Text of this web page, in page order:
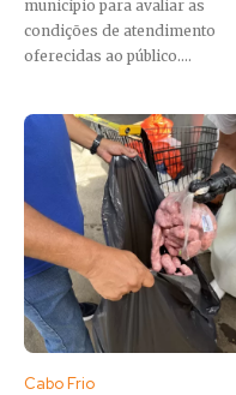
município para avaliar as
condições de atendimento
oferecidas ao público....
Cabo Frio